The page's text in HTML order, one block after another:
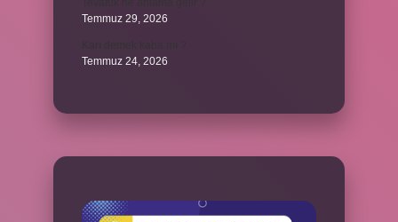
Temmuz 29, 2026
Temmuz 24, 2026